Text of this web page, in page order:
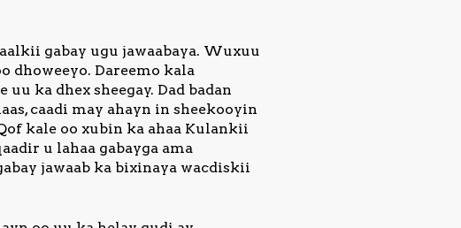
gabay ugu jawaabaya. Wuxuu
dhoweeyo. Dareemo kala
ka dhex sheegay. Dad badan
caadi may ahayn in sheekooyin
kale oo xubin ka ahaa Kulankii
u lahaa gabayga ama
jawaab ka bixinaya wacdiskii